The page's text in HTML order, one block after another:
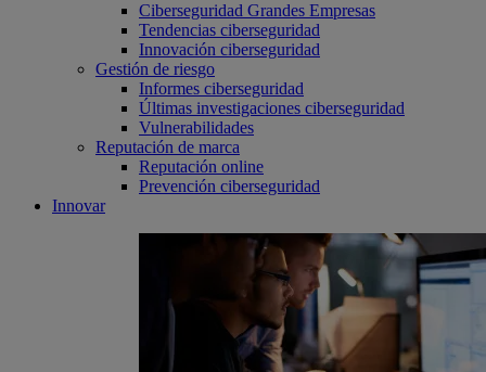
Ciberseguridad Grandes Empresas
Tendencias ciberseguridad
Innovación ciberseguridad
Gestión de riesgo
Informes ciberseguridad
Últimas investigaciones ciberseguridad
Vulnerabilidades
Reputación de marca
Reputación online
Prevención ciberseguridad
Innovar